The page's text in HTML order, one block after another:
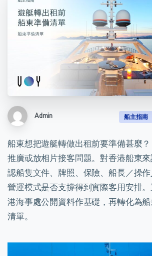
Admin 船主指南
船東想把遊艇轉做出租前要準備甚麼
推廣或放相片接客問題。對香港船東
認船隻文件、牌照、保險、船長／操
營運模式是否支撐得到實際客用安排
港海事處公開資料作基礎，再轉化為
清單。